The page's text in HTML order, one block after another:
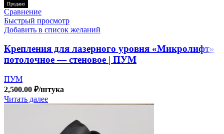
Продано
Сравнение
Быстрый просмотр
Добавить в список желаний
Крепления для лазерного уровня «Микролифт»
потолочное — стеновое | ПУМ
ПУМ
2,500.00 ₽/штука
Читать далее